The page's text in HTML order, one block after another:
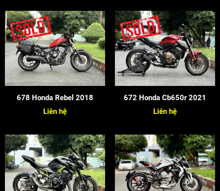
678 Honda Rebel 2018
Liên hệ
672 Honda Cb650r 2021
Liên hệ